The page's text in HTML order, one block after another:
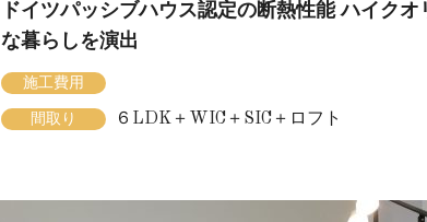
ドイツパッシブハウス認定の断熱性能 ハイクオ
な暮らしを演出
施工費用
間取り ６LDK＋WIC＋SIC＋ロフト